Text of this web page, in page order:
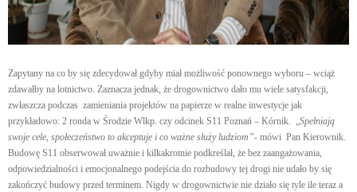
Zapytany na co by się zdecydował gdyby miał możliwość ponownego wyboru – wciąż
zdawałby na lotnictwo. Zaznacza jednak, że drogownictwo dało mu wiele satysfakcji,
zwłaszcza podczas zamieniania projektów na papierze w realne inwestycje jak
przykładowo: 2 ronda w Środzie Wlkp. czy odcinek S11 Poznań – Kórnik. „Spełniają
swoje cele, społeczeństwo to akceptuje i co ważne służy ludziom”- mówi Pan Kierownik.
Budowę S11 obserwował uważnie i kilkakrotnie podkreślał, że bez zaangażowania,
odpowiedzialności i emocjonalnego podejścia do rozbudowy tej drogi nie udało by się
zakończyć budowy przed terminem. Nigdy w drogownictwie nie działo się tyle ile teraz a